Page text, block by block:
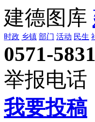
建德图库
时政 乡镇 部门 活动 民生
0571-
举报电话
我要投稿